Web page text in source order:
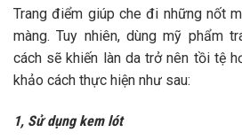
Trang điểm giúp che đi những nốt
màng. Tuy nhiên, dùng mỹ phẩm
cách sẽ khiến làn da trở nên tồi tệ
khảo cách thực hiện như sau:
1, Sử dụng kem lót